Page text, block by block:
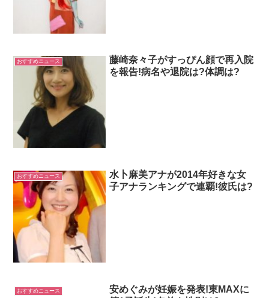
おすすめニュース
藤崎奈々子がすっぴん顔で再入院
を報告!病名や退院は?体調は?
おすすめニュース
水卜麻美アナが2014年好きな女
子アナランキングで連覇!彼氏は?
おすすめニュース
安めぐみが妊娠を発表!東MAXに